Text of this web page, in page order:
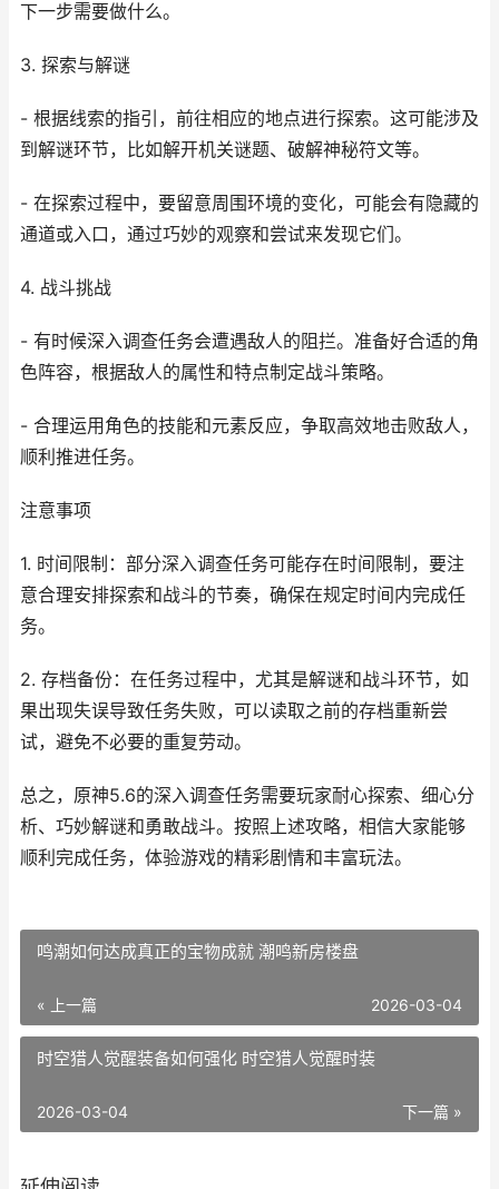
下一步需要做什么。
3. 探索与解谜
- 根据线索的指引，前往相应的地点进行探索。这可能涉及
到解谜环节，比如解开机关谜题、破解神秘符文等。
- 在探索过程中，要留意周围环境的变化，可能会有隐藏的
通道或入口，通过巧妙的观察和尝试来发现它们。
4. 战斗挑战
- 有时候深入调查任务会遭遇敌人的阻拦。准备好合适的角
色阵容，根据敌人的属性和特点制定战斗策略。
- 合理运用角色的技能和元素反应，争取高效地击败敌人，
顺利推进任务。
注意事项
1. 时间限制：部分深入调查任务可能存在时间限制，要注
意合理安排探索和战斗的节奏，确保在规定时间内完成任
务。
2. 存档备份：在任务过程中，尤其是解谜和战斗环节，如
果出现失误导致任务失败，可以读取之前的存档重新尝
试，避免不必要的重复劳动。
总之，原神5.6的深入调查任务需要玩家耐心探索、细心分
析、巧妙解谜和勇敢战斗。按照上述攻略，相信大家能够
顺利完成任务，体验游戏的精彩剧情和丰富玩法。
鸣潮如何达成真正的宝物成就 潮鸣新房楼盘
« 上一篇 2026-03-04
时空猎人觉醒装备如何强化 时空猎人觉醒时装
下一篇 »
2026-03-04